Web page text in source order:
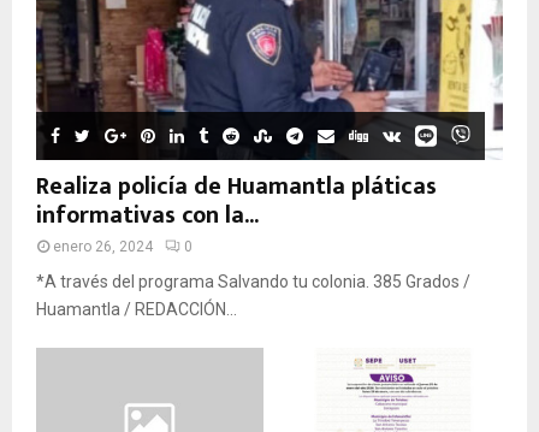
Realiza policía de Huamantla pláticas
informativas con la...
enero 26, 2024 0
*A través del programa Salvando tu colonia. 385 Grados /
Huamantla / REDACCIÓN...